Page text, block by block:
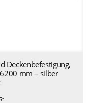
Deckenbefestigung,
mm – silber